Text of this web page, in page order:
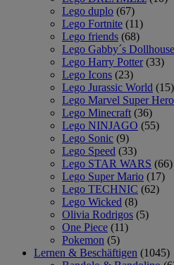
Lego duplo (67)
Lego Fortnite (11)
Lego friends (68)
Lego Gabby´s Dollhouse
Lego Harry Potter (33)
Lego Icons (23)
Lego Jurassic World (15)
Lego Marvel Super
Lego Minecraft (36)
Lego NINJAGO (55)
Lego Sonic (9)
Lego Speed (33)
Lego STAR WARS (66)
Lego Super Mario (17)
Lego TECHNIC (62)
Lego Wicked (8)
Olivia Rodrigos (5)
One Piece (11)
Pokemon (5)
Lernen & Beschäftigen (1045)